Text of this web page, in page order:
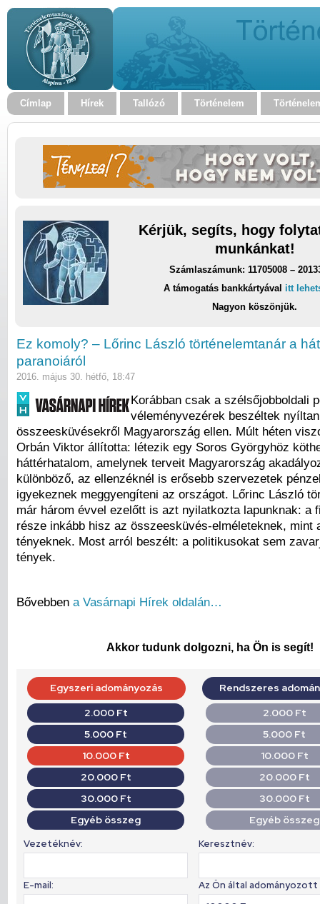
Címlap Hírek Tallózó Történelem
Kérjük, segíts, hogy
munkánkat!
Számlaszámunk: 11705008 –
A támogatás bankkártyával itt
Nagyon köszönjük.
Ez komoly? – Lőrinc László történelemtanár a
paranoiáról
2016. május 30. hétfő, 18:47
Korábban csak a szélsőjobboldali
véleményvezérek beszéltek
összeesküvésekről Magyarország ellen. Múlt héten
Orbán Viktor állította: létezik egy Soros Györgyhöz
háttérhatalom, amelynek terveit Magyarország
különböző, az ellenzéknél is erősebb szervezetek
igyekeznek meggyengíteni az országot. Lőrinc László
már három évvel ezelőtt is azt nyilatkozta lapunknak: a
része inkább hisz az összeesküvés-elméleteknek, mint
tényeknek. Most arról beszélt: a politikusokat sem
tények.
Bővebben a Vasárnapi Hírek oldalán…
Akkor tudunk dolgozni, ha Ön is segít!